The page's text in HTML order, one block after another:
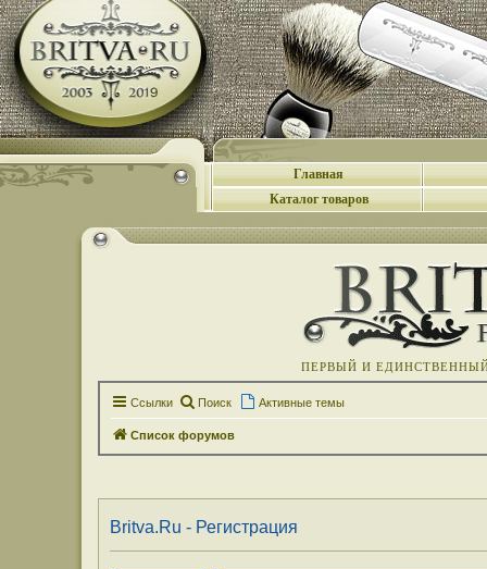
Главная
Каталог товаров
ПЕРВЫЙ И
Ссылки Поиск Активные темы
Список форумов
Britva.Ru - Регистрация